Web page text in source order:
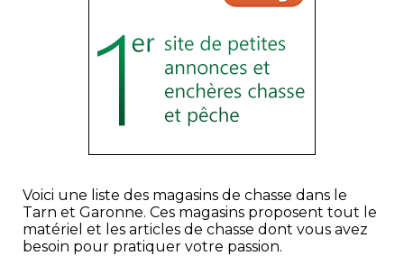
Voici une liste des magasins de chasse dans le
Tarn et Garonne. Ces magasins proposent tout le
matériel et les articles de chasse dont vous avez
besoin pour pratiquer votre passion.